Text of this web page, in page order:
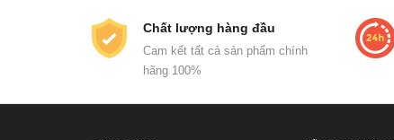
Chất lượng hàng đầu
Cam kết tất cả sản phẩm chính
hãng 100%